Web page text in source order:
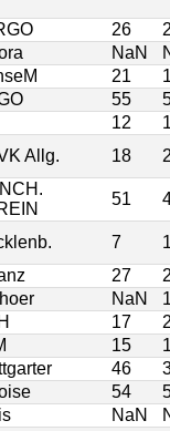
26
NaN
21
55
12
Allg. 18
51
7
27
NaN
17
15
46
54
NaN